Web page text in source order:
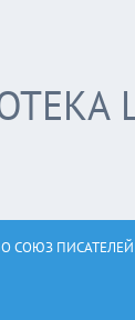
СОЮЗ ПИСАТЕЛЕЙ